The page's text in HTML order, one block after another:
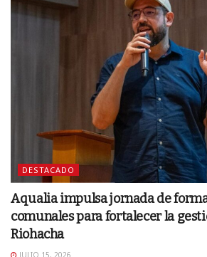
DESTACADO
Aqualia impulsa jornada de
comunales para fortalecer la
Riohacha
JULIO 15, 2026